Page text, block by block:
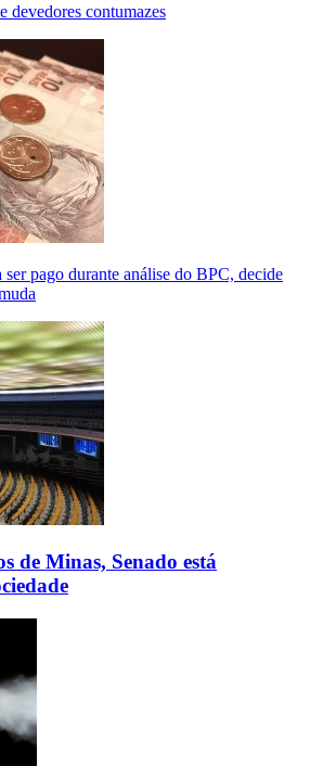
devedores contumazes
pago durante análise do BPC, decide
de Minas, Senado está